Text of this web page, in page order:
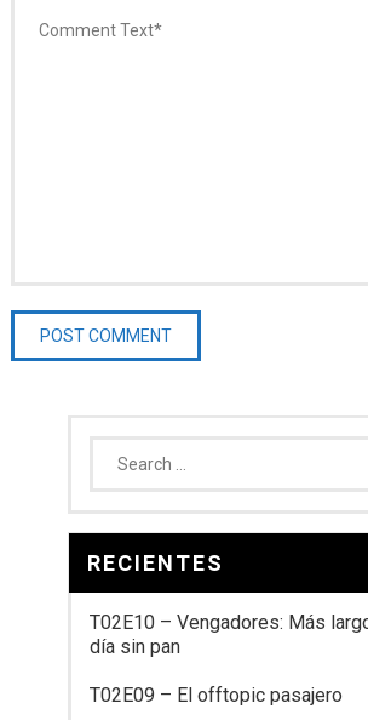
RECIENTES
T02E10 – Vengadores: Más
día sin pan
T02E09 – El offtopic pasajero